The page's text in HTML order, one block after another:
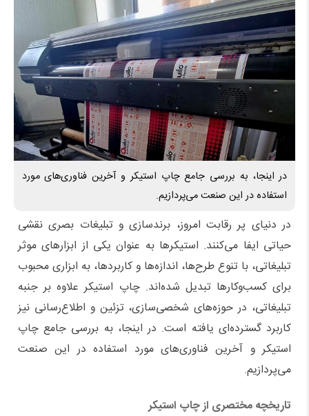
در اینجا، به بررسی جامع چاپ استیکر و آخرین فناوری‌های مورد
استفاده در این صنعت می‌پردازیم.
در دنیای پر رقابت امروز، برندسازی و تبلیغات بصری نقشی
حیاتی ایفا می‌کنند. استیکرها به عنوان یکی از ابزارهای موثر
تبلیغاتی، با تنوع طرح‌ها، اندازه‌ها و کاربردها، به ابزاری محبوب
برای کسب‌وکارها تبدیل شده‌اند. چاپ استیکر علاوه بر جنبه
تبلیغاتی، در حوزه‌های شخصی‌سازی، تزئین و اطلاع‌رسانی نیز
کاربرد گسترده‌ای یافته است. در اینجا، به بررسی جامع چاپ
استیکر و آخرین فناوری‌های مورد استفاده در این صنعت
می‌پردازیم.
تاریخچه مختصری از چاپ استیکر